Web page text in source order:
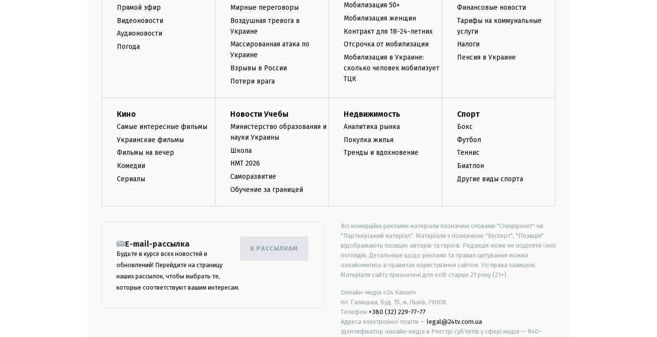
Прямой эфир
Видеоновости
Аудионовости
Погода
Мирные переговоры
Воздушная тревога в
Украине
Массированная атака по
Украине
Взрывы в России
Потери врага
Мобилизация 50+
Мобилизация женщин
Контракт для 18-24-летних
Отсрочка от мобилизации
Мобилизация в Украине:
сколько человек мобилизует
ТЦК
Финансовые новости
Тарифы на коммунальные
услуги
Налоги
Пенсия в Украине
Кино
Самые интересные фильмы
Украинские фильмы
Фильмы на вечер
Комедии
Сериалы
Новости Учебы
Министерство образования и
науки Украины
Школа
НМТ 2026
Саморазвитие
Обучение за границей
Недвижимость
Аналитика рынка
Покупка жилья
Тренды и вдохновение
Спорт
Бокс
Футбол
Теннис
Биатлон
Другие виды спорта
E-mail-рассылка
Будьте в курсе всех новостей и
обновлений! Перейдите на страницу
наших рассылок, чтобы выбрать те,
которые соответствуют вашим интересам.
К РАССЫЛКАМ
Всі комерційні рекламні матеріали позначені словами "Спецпроєкт" чи
"Партнерський матеріал". Матеріали з позначкою "Експерт", "Позиція"
відображають позицію авторів та героїв. Редакція може не поділяти їхніх
поглядів. Детальніше щодо реклами та правил цитування можна
ознайомитись в правилах користування сайтом. Усі права захищені.
Матеріали сайту призначені для осіб старше 21 року (21+)
Онлайн-медіа «24 Канал»
пл. Галицька, буд. 15, м. Львів, 79008
Телефон +380 (32) 229-77-77
Адреса електронної пошти — legal@24tv.com.ua
Ідентифікатор онлайн-медіа в Реєстрі суб'єктів у сфері медіа — R40-